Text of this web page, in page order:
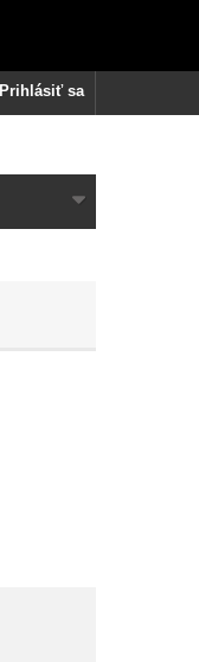
Prihlásiť sa